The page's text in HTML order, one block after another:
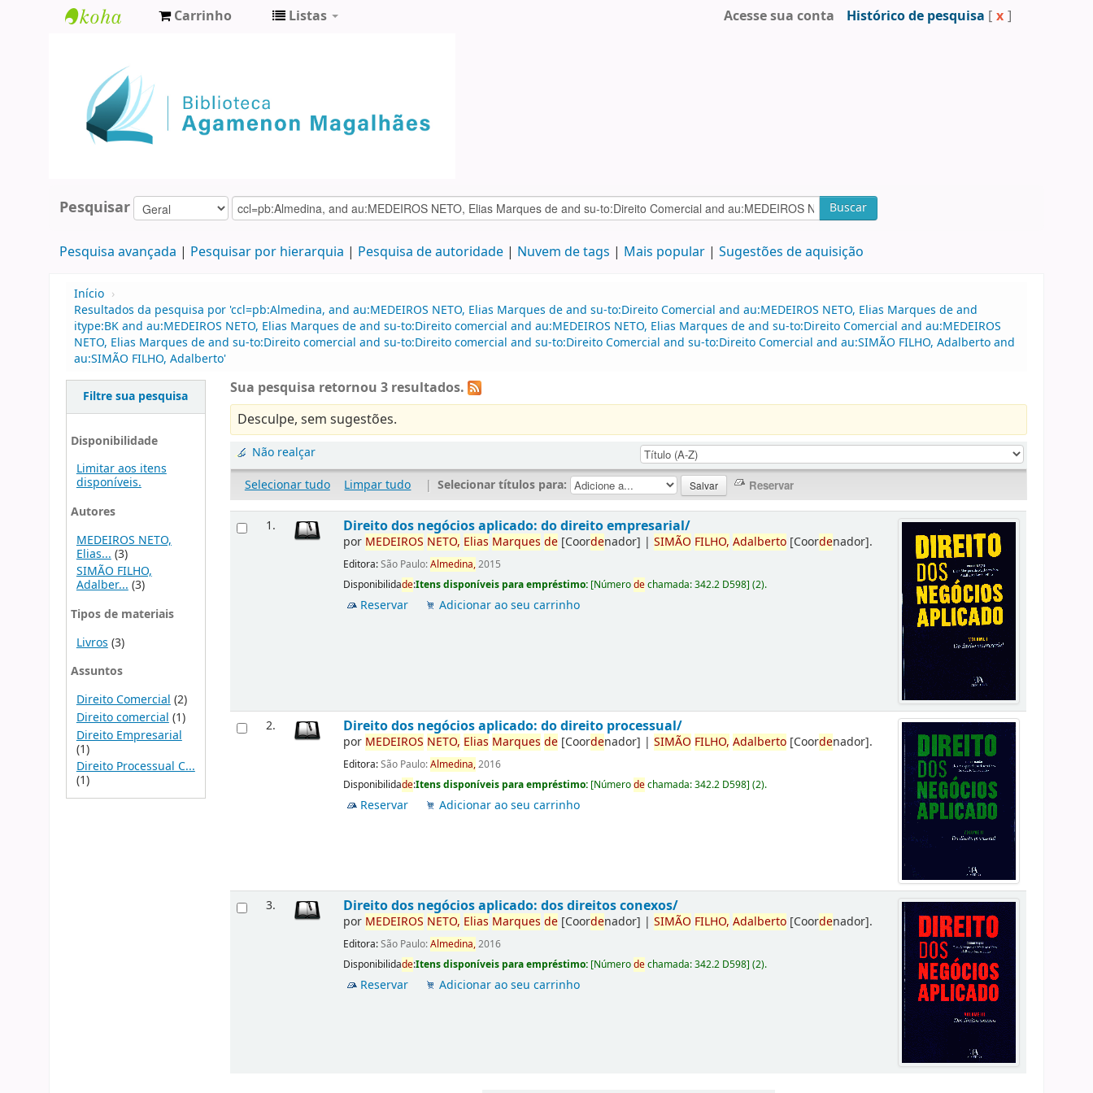
Agamenon
Magalhães
Carrinho Listas Acesse sua conta Histórico de pesquisa [ x ]
Pesquisar Buscar
Pesquisa avançada Pesquisar por hierarquia Pesquisa de autoridade Nuvem de tags Mais popular Sugestões de aquisição
Início ›
Resultados da pesquisa por 'ccl=pb:Almedina, and au:MEDEIROS NETO, Elias Marques de and su-to:Direito Comercial and au:MEDEIROS NETO, Elias Marques de and
itype:BK and au:MEDEIROS NETO, Elias Marques de and su-to:Direito comercial and au:MEDEIROS NETO, Elias Marques de and su-to:Direito Comercial and au:MEDEIROS
NETO, Elias Marques de and su-to:Direito comercial and su-to:Direito comercial and su-to:Direito Comercial and su-to:Direito Comercial and au:SIMÃO FILHO, Adalberto and
au:SIMÃO FILHO, Adalberto'
Filtre sua pesquisa
Disponibilidade
Limitar aos itens
disponíveis.
Autores
MEDEIROS NETO,
Elias... (3)
SIMÃO FILHO,
Adalber...(3)
Tipos de materiais
Livros (3)
Assuntos
Direito Comercial (2)
Direito comercial (1)
Direito Empresarial
(1)
Direito Processual C...
(1)
Sua pesquisa retornou 3 resultados.
Desculpe, sem sugestões.
Não realçar
Selecionar tudo
Limpar tudo | Selecionar títulos para:
1. Direito dos negócios aplicado: do direito empresarial/
por MEDEIROS NETO, Elias Marques de [Coordenador] |SIMÃO FILHO, Adalberto [Coordenador].
Editora:São Paulo:Almedina,2015
Disponibilidade:Itens disponíveis para empréstimo: [Númerodechamada:342.2 D598](2).
Reservar Adicionar ao seu carrinho
2. Direito dos negócios aplicado: do direito processual/
por MEDEIROS NETO, Elias Marques de [Coordenador] |SIMÃO FILHO, Adalberto [Coordenador].
Editora:São Paulo:Almedina,2016
Disponibilidade:Itens disponíveis para empréstimo: [Númerodechamada:342.2 D598](2).
Reservar Adicionar ao seu carrinho
3. Direito dos negócios aplicado: dos direitos conexos/
por MEDEIROS NETO, Elias Marques de [Coordenador] |SIMÃO FILHO, Adalberto [Coordenador].
Editora:São Paulo:Almedina,2016
Disponibilidade:Itens disponíveis para empréstimo: [Númerodechamada:342.2 D598](2).
Reservar Adicionar ao seu carrinho